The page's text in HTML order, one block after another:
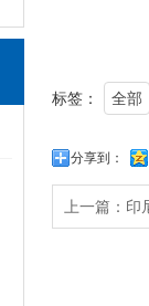
标签： 全部
分享到：
上一篇： 印